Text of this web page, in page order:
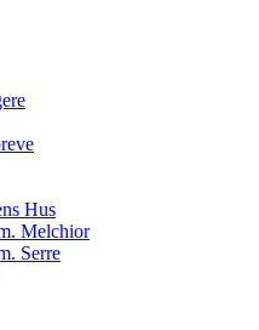
Hus
Melchior
Serre